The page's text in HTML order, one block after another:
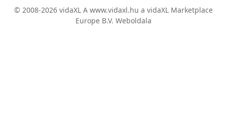
© 2008-2026 vidaXL A www.vidaxl.hu a vidaXL Marketplace
Europe B.V. Weboldala